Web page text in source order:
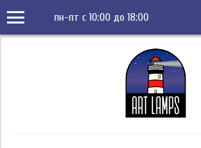
пн-пт с 10:00 до 18:00